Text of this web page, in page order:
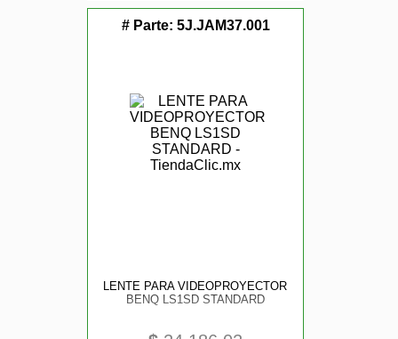
# Parte: 5J.JAM37.001
LENTE PARA VIDEOPROYECTOR
BENQ LS1SD STANDARD